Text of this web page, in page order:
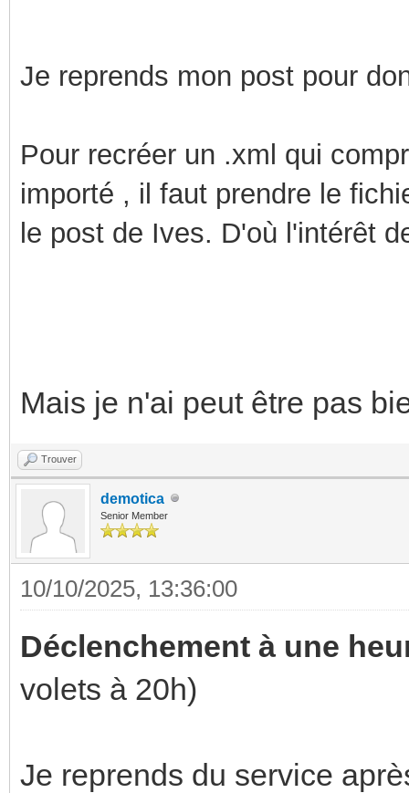
Je reprends mon post pour
Pour recréer un .xml qui
importé , il faut prendre le
le post de Ives. D'où l'intérêt
Mais je n'ai peut être pas
Trouver
demotica
Senior Member
10/10/2025, 13:36:00
Déclenchement à une
volets à 20h)
Je reprends du service